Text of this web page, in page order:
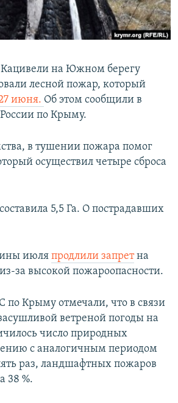
Кацивели на Южном берегу
лесной пожар, который
июня. Об этом сообщили в
по Крыму.
в тушении пожара помог
осуществил четыре сброса
5,5 Га. О пострадавших
июля продлили запретна
за высокой пожароопасности.
по Крыму отмечали, что в связи
ветреной погоды на
число природных
с аналогичным периодом
раз, ландшафтных пожаров
38 %.